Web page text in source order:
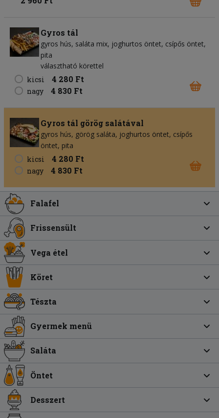
Gyros tál
gyros hús saláta mix joghurtos öntet csípős öntet
pita
választható körettel
kicsi
4 280 Ft
nagy 4 830 Ft
Gyros tál görög salátával
gyros hús görög saláta joghurtos öntet csípős
öntet pita
kicsi
4 280 Ft
nagy 4 830 Ft
Falafel
Frissensült
Vega étel
Köret
Tészta
Gyermek menü
Saláta
Öntet
Desszert